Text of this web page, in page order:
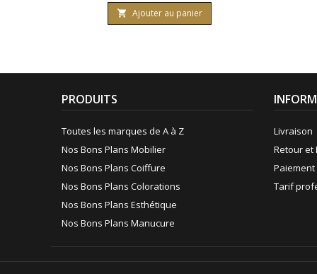
de
base
 Ajouter au panier
PRODUITS
Toutes les marques de A à Z
Nos Bons Plans Mobilier
Nos Bons Plans Coiffure
Nos Bons Plans Colorations
Nos Bons Plans Esthétique
Nos Bons Plans Manucure
Livraison
Retour et
Tarif